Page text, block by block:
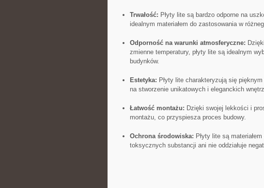
Trwałość: Płyty lite są bardzo odporne ⁤na
idealnym materiałem do zastosowania w
Odporność na warunki atmosferyczne:
zmienne temperatury, płyty lite są idealnym
budynków.
Estetyka: Płyty lite charakteryzują się
na stworzenie unikatowych i eleganckich
Łatwość montażu: Dzięki swojej lekkości i​
montażu,‍ co przyspiesza proces budowy.
Ochrona środowiska: Płyty lite są
toksycznych substancji ⁢ani nie oddziałuje